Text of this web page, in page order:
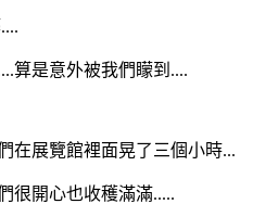
算是意外被我們矇到....
在展覽館裡面晃了三個小時...
很開心也收穫滿滿.....